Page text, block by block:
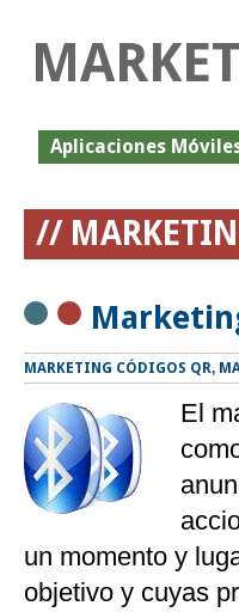
Aplicaciones
//
MARKETING CÓDIGOS QR,
El
un momento y
objetivo y cuyas